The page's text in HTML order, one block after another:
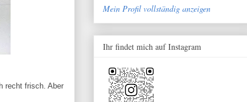
recht frisch. Aber
Mein Profil vollständig anzeigen
Ihr findet mich auf Instagram